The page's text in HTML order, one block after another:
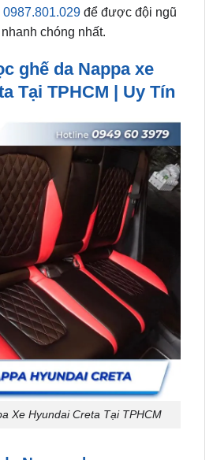
ghế da Nappa xe
Xe Hyundai Creta Tại TPHCM
Nappa cho xe